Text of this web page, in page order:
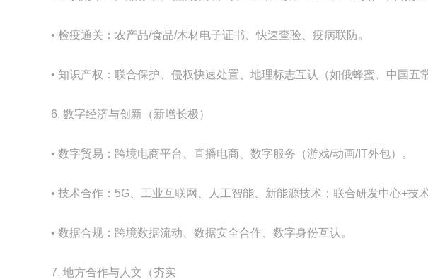
• 检疫通关：农产品/食品/木材电子证书、快速查验、疫病联防。
• 知识产权：联合保护、侵权快速处置、地理标志互认（如俄蜂蜜、中国五
6. 数字经济与创新（新增长极）
• 数字贸易：跨境电商平台、直播电商、数字服务（游戏/动画/IT外包）。
• 技术合作：5G、工业互联网、人工智能、新能源技术；联合研发中心+技
• 数据合规：跨境数据流动、数据安全合作、数字身份互认。
7. 地方合作与人文（夯实